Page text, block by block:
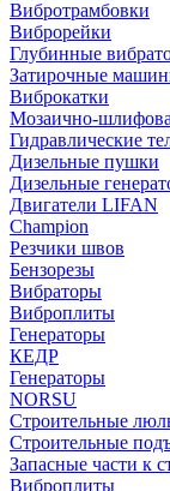
Вибротрамбовки
Виброрейки
Глубинные
Затирочные
Виброкатки
Мозаично-
Гидравлические
Дизельные пушки
Дизельные
Двигатели LIFAN
Champion
Резчики швов
Бензорезы
Вибраторы
Виброплиты
Генераторы
КЕДР
Генераторы
NORSU
Строительные
Строительные
Запасные части к
Виброплиты